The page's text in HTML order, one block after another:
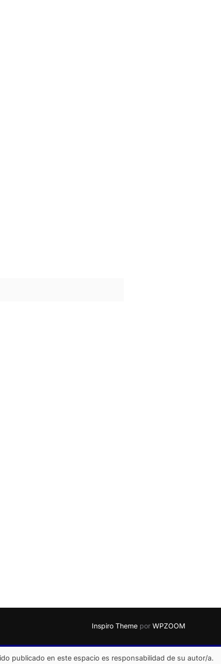
Inspiro Theme por WPZOOM
publicado en este espacio es responsabilidad de su autor/a.